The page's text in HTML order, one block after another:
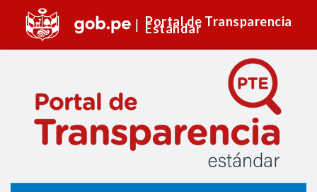
Portal de Transparencia
Estándar